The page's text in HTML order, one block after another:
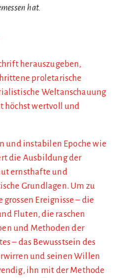
hat.
herauszugeben,
proletarische
Weltanschauung
höchst wertvoll und
und instabilen Epoche wie
die Ausbildung der
ernsthafte und
Grundlagen. Um zu
Ereignisse – die
Fluten, die raschen
und Methoden der
– das Bewusstsein des
und seinen Willen
ihn mit der Methode